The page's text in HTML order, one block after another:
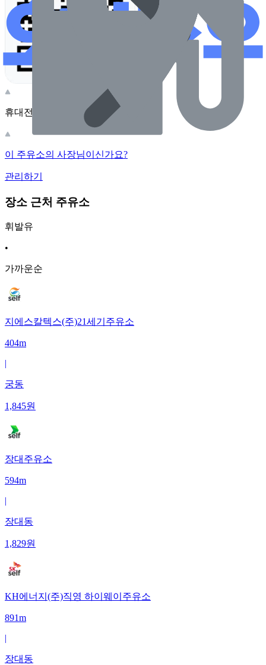
휴대전화 카메라로 찍어보세요
이 주유소의 사장님이신가요?
관리하기
장소 근처 주유소
휘발유
•
가까운순
지에스칼텍스(주)21세기주유소
404m
|
궁동
1,845원
장대주유소
594m
|
장대동
1,829원
KH에너지(주)직영 하이웨이주유소
891m
|
장대동